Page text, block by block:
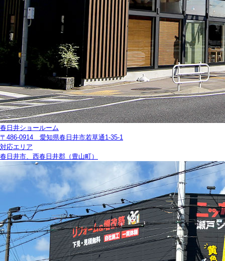
春日井ショールーム
〒486-0914 愛知県春日井市若草通1-35-1
対応エリア
春日井市、西春日井郡（豊山町）